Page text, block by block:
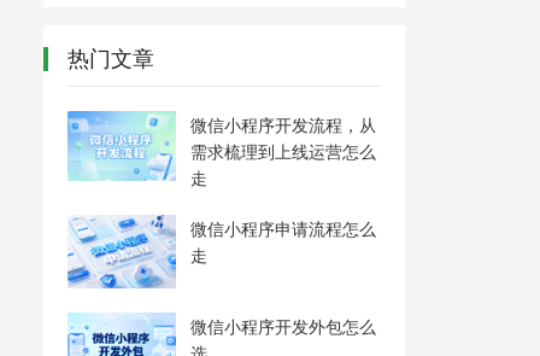
热门文章
微信小程序开发流程，从
需求梳理到上线运营怎么
走
微信小程序申请流程怎么
走
微信小程序开发外包怎么